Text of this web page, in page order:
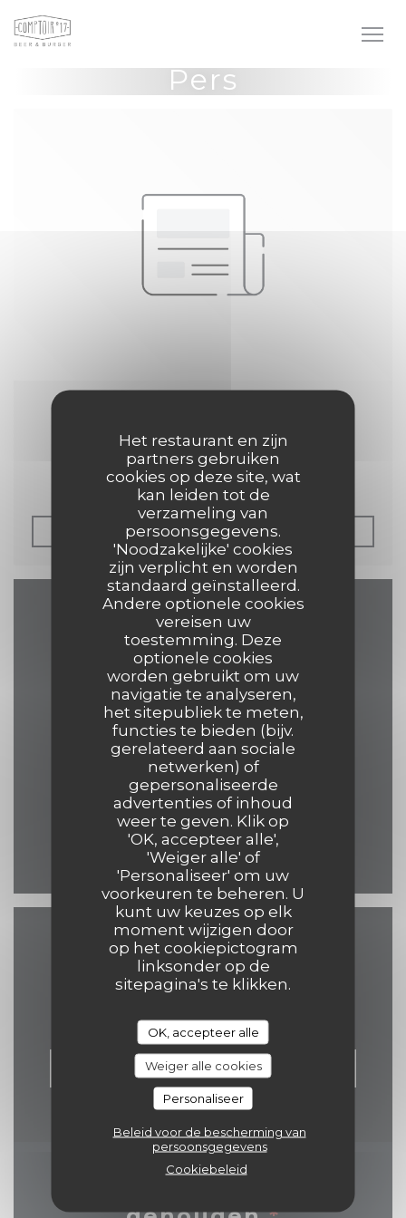
Cookies beheer paneel
Het restaurant en zijn
partners gebruiken
cookies op deze site, wat
kan leiden tot de
verzameling van
persoonsgegevens.
'Noodzakelijke' cookies
zijn verplicht en worden
standaard geïnstalleerd.
Andere optionele cookies
vereisen uw
toestemming. Deze
optionele cookies
worden gebruikt om uw
navigatie te analyseren,
het sitepubliek te meten,
functies te bieden (bijv.
gerelateerd aan sociale
netwerken) of
gepersonaliseerde
advertenties of inhoud
weer te geven. Klik op
'OK, accepteer alle',
'Weiger alle' of
'Personaliseer' om uw
voorkeuren te beheren. U
kunt uw keuzes op elk
moment wijzigen door
op het cookiepictogram
linksonder op de
sitepagina's te klikken.
OK, accepteer alle
Weiger alle cookies
Personaliseer
Beleid voor de bescherming van
persoonsgegevens
Cookiebeleid
Pers
Petit Futé 2019
LEES HET ARTIKEL((OPENT IN EEN
Plattegrond en
Contact
17 Grand Place 7500 Tournai
069 84 30 35
eelke.ashley@hotmail.com
Facebook ((opent in
Neem contact met ons
op
RESERVEER EEN TAFEL